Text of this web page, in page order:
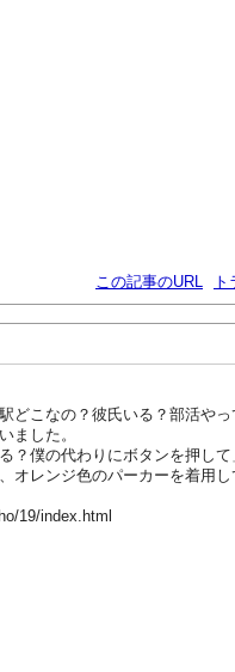
この記事のURL
どこなの？彼氏いる？部活や
ました。
？僕の代わりにボタンを押して
レンジ色のパーカーを着用し
19/index.html